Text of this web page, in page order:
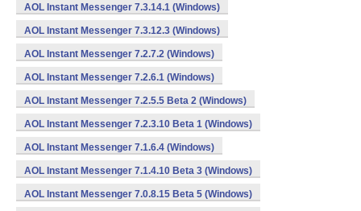
AOL Instant Messenger 7.3.14.1 (Windows)
AOL Instant Messenger 7.3.12.3 (Windows)
AOL Instant Messenger 7.2.7.2 (Windows)
AOL Instant Messenger 7.2.6.1 (Windows)
AOL Instant Messenger 7.2.5.5 Beta 2 (Windows)
AOL Instant Messenger 7.2.3.10 Beta 1 (Windows)
AOL Instant Messenger 7.1.6.4 (Windows)
AOL Instant Messenger 7.1.4.10 Beta 3 (Windows)
AOL Instant Messenger 7.0.8.15 Beta 5 (Windows)